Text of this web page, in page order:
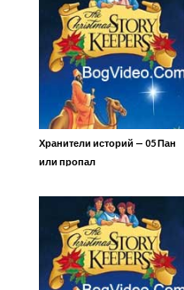
Хранители историй — 05 Пан
или пропал